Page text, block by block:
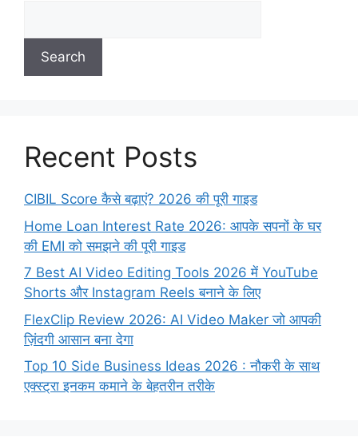
Search
Recent Posts
CIBIL Score कैसे बढ़ाएं? 2026 की पूरी गाइड
Home Loan Interest Rate 2026: आपके सपनों के घर
की EMI को समझने की पूरी गाइड
7 Best AI Video Editing Tools 2026 में YouTube
Shorts और Instagram Reels बनाने के लिए
FlexClip Review 2026: AI Video Maker जो आपकी
ज़िंदगी आसान बना देगा
Top 10 Side Business Ideas 2026 : नौकरी के साथ
एक्स्ट्रा इनकम कमाने के बेहतरीन तरीके